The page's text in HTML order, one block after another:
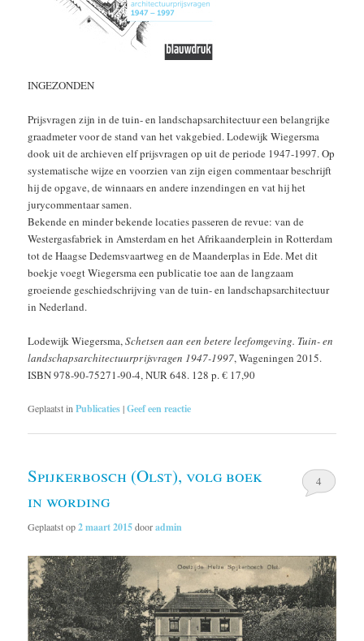
INGEZONDEN
Prijsvragen zijn in de tuin- en landschapsarchitectuur een belangrijke
graadmeter voor de stand van het vakgebied. Lodewijk Wiegersma
dook uit de archieven elf prijsvragen op uit de periode 1947-1997. Op
systematische wijze en voorzien van zijn eigen commentaar beschrijft
hij de opgave, de winnaars en andere inzendingen en vat hij het
jurycommentaar samen.
Bekende en minder bekende locaties passeren de revue: van de
Westergasfabriek in Amsterdam en het Afrikaanderplein in Rotterdam
tot de Haagse Dedemsvaartweg en de Maanderplas in Ede. Met dit
boekje voegt Wiegersma een publicatie toe aan de langzaam
groeiende geschiedschrijving van de tuin- en landschapsarchitectuur
in Nederland.
Lodewijk Wiegersma,Schetsen aan een betere leefomgeving. Tuin- en
landschapsarchitectuurprijsvragen 1947-1997, Wageningen 2015.
ISBN 978-90-75271-90-4, NUR 648. 128 p. € 17,90
Geplaatst in Publicaties|Geef een reactie
Spijkerbosch (Olst), volg boek
in wording
Geplaatst op2 maart 2015dooradmin
4